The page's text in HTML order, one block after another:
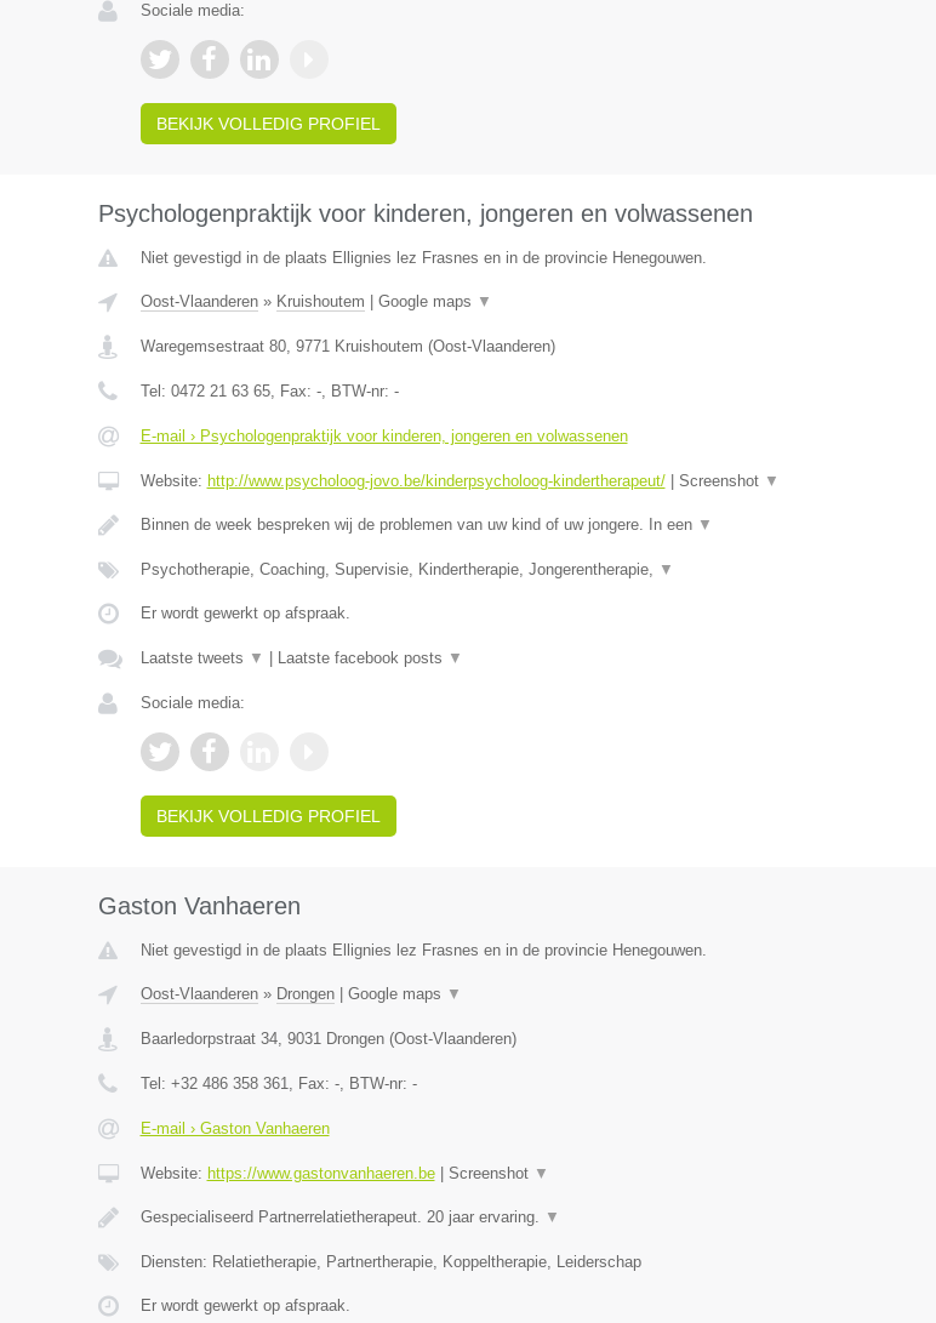
Sociale media:
BEKIJK VOLLEDIG PROFIEL
Psychologenpraktijk voor kinderen, jongeren en volwassenen
Niet gevestigd in de plaats Ellignies lez Frasnes en in de provincie Henegouwen.
Oost-Vlaanderen» Kruishoutem Google maps ▼
Waregemsestraat 80, 9771 Kruishoutem (Oost-Vlaanderen)
Tel: 0472 21 63 65, Fax: -, BTW-nr: -
E-mail › Psychologenpraktijk voor kinderen, jongeren en volwassenen
Website: http://www.psycholoog-jovo.be/kinderpsycholoog-kindertherapeut/| Screenshot ▼
Binnen de week bespreken wij de problemen van uw kind of uw jongere. In een ▼
Psychotherapie, Coaching, Supervisie, Kindertherapie, Jongerentherapie, ▼
Er wordt gewerkt op afspraak.
Laatste tweets ▼ Laatste facebook posts ▼
Sociale media:
BEKIJK VOLLEDIG PROFIEL
Gaston Vanhaeren
Niet gevestigd in de plaats Ellignies lez Frasnes en in de provincie Henegouwen.
Oost-Vlaanderen» Drongen| Google maps ▼
Baarledorpstraat 34, 9031 Drongen(Oost-Vlaanderen)
Tel: +32 486 358 361, Fax: -, BTW-nr: -
E-mail › Gaston Vanhaeren
Website: https://www.gastonvanhaeren.be| Screenshot ▼
Gespecialiseerd Partnerrelatietherapeut. 20 jaar ervaring. ▼
Diensten: Relatietherapie, Partnertherapie, Koppeltherapie, Leiderschap
Er wordt gewerkt op afspraak.